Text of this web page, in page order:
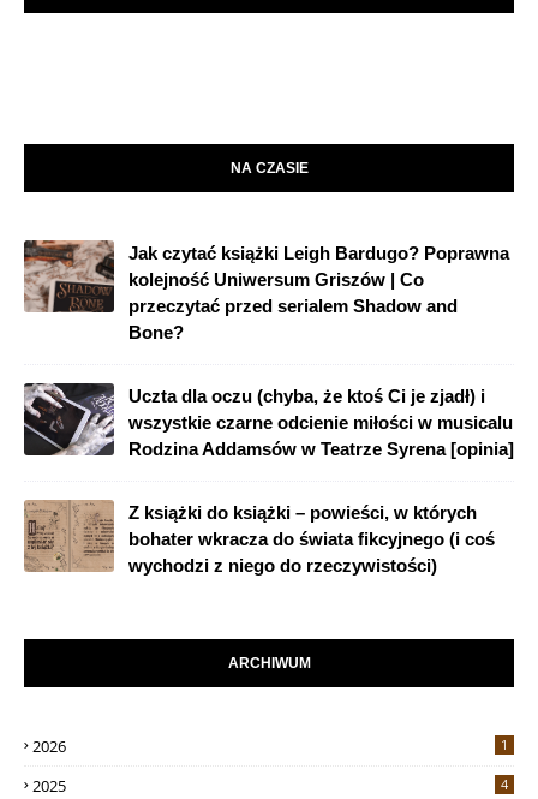
NA CZASIE
Jak czytać książki Leigh Bardugo? Poprawna
kolejność Uniwersum Griszów | Co
przeczytać przed serialem Shadow and
Bone?
Uczta dla oczu (chyba, że ktoś Ci je zjadł) i
wszystkie czarne odcienie miłości w musicalu
Rodzina Addamsów w Teatrze Syrena [opinia]
Z książki do książki – powieści, w których
bohater wkracza do świata fikcyjnego (i coś
wychodzi z niego do rzeczywistości)
ARCHIWUM
2026 1
2025 4